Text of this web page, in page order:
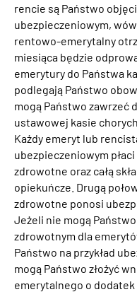
rencie są Państwo
ubezpieczeniowym,
rentowo-emerytalny
miesiąca będzie
emerytury do Państwa
podlegają Państwo
mogą Państwo zawrzeć
ustawowej kasie
Każdy emeryt lub
ubezpieczeniowym
zdrowotne oraz całą
opiekuńcze. Drugą
zdrowotne ponosi
Jeżeli nie mogą
zdrowotnym dla
Państwo na przykład
mogą Państwo złożyć
emerytalnego o dodatek